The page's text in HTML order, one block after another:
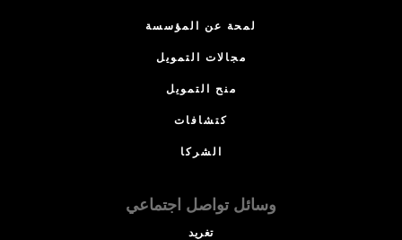
لمحة عن المؤسسة
مجالات التمويل
منح التمويل
كتشافات
الشركا
وسائل تواصل اجتماعي
تغريد